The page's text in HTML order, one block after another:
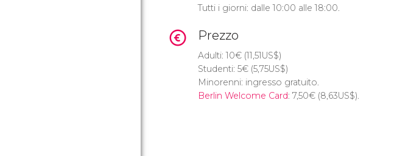
Tutti i giorni: dalle 10:00 alle 18:00.
Prezzo
Adulti: 10€ (11,51US$)
Studenti: 5€ (5,75US$)
Minorenni: ingresso gratuito.
Berlin Welcome Card: 7,50€ (8,63US$).